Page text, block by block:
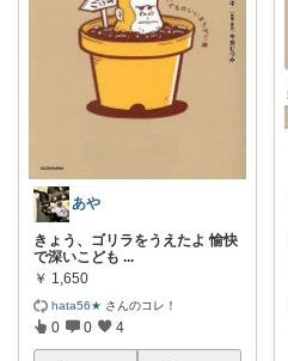
あや
きょう、ゴリラをうえたよ 愉快
で深いこども ...
￥ 1,650
hata56★ さんのコレ！
0 0 4